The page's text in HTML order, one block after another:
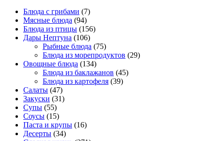
Блюда с грибами (7)
Мясные блюда (94)
Блюда из птицы (156)
Дары Нептуна (106)
Рыбные блюда (75)
Блюда из морепродуктов (29)
Овощные блюда (134)
Блюда из баклажанов (45)
Блюда из картофеля (39)
Салаты (47)
Закуски (31)
Супы (55)
Соусы (15)
Паста и крупы (16)
Десерты (34)